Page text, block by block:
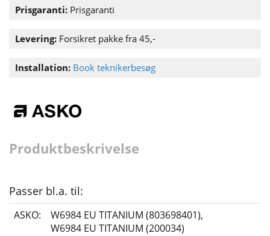
Prisgaranti: Prisgaranti
Levering: Forsikret pakke fra 45,-
Installation: Book teknikerbesøg
Produktbeskrivelse
Passer bl.a. til:
ASKO: W6984 EU TITANIUM (803698401),
W6984 EU TITANIUM (200034)